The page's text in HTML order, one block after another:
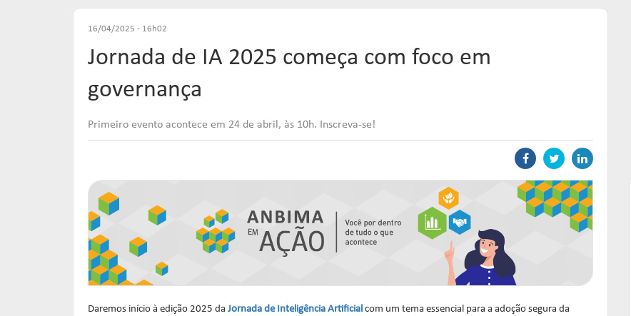
16/04/2025 - 16h02
Jornada de IA 2025 começa com foco em
governança
Primeiro evento acontece em 24 de abril, às 10h. Inscreva-se!
Daremos início à edição 2025 da Jornada de Inteligência Artificial com um tema essencial para a adoção segura da